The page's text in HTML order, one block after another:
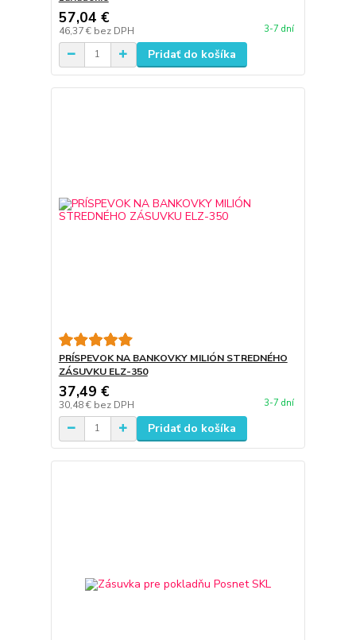
57,04 €
46,37 € bez DPH 3-7 dní
Pridať do košíka
PRÍSPEVOK NA BANKOVKY MILIÓN STREDNÉHO
ZÁSUVKU ELZ-350
37,49 €
30,48 € bez DPH 3-7 dní
Pridať do košíka